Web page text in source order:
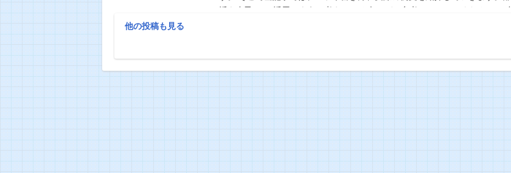
活を自己PRに活用しようと考えている人はぜひ参考にしてみてください。 自
他の投稿も見る